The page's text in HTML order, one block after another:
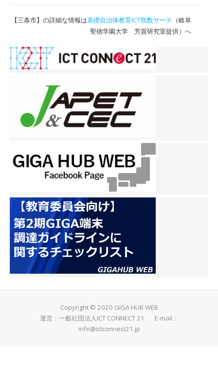
【三条市】の詳細な情報は基礎自治体教育ICT指数サーチ （岐阜
聖徳学園大学 芳賀研究室提供）へ
Copyright © 2020 GIGA HUB WEB
運営：一般社団法人ICT CONNECT 21 E-mail：
info@ictconnect21.jp